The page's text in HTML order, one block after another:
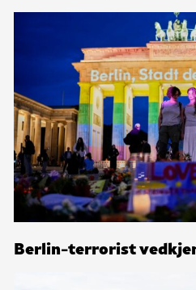
Berlin-terrorist